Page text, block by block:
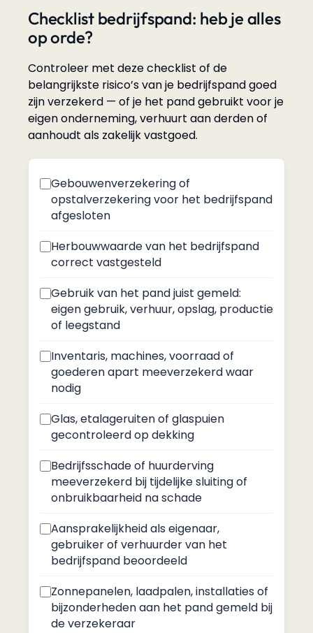
Checklist bedrijfspand: heb je alles
op orde?
Controleer met deze checklist of de
belangrijkste risico’s van je bedrijfspand goed
zijn verzekerd — of je het pand gebruikt voor je
eigen onderneming, verhuurt aan derden of
aanhoudt als zakelijk vastgoed.
Gebouwenverzekering of
opstalverzekering voor het bedrijfspand
afgesloten
Herbouwwaarde van het bedrijfspand
correct vastgesteld
Gebruik van het pand juist gemeld:
eigen gebruik, verhuur, opslag, productie
of leegstand
Inventaris, machines, voorraad of
goederen apart meeverzekerd waar
nodig
Glas, etalageruiten of glaspuien
gecontroleerd op dekking
Bedrijfsschade of huurderving
meeverzekerd bij tijdelijke sluiting of
onbruikbaarheid na schade
Aansprakelijkheid als eigenaar,
gebruiker of verhuurder van het
bedrijfspand beoordeeld
Zonnepanelen, laadpalen, installaties of
bijzonderheden aan het pand gemeld bij
de verzekeraar